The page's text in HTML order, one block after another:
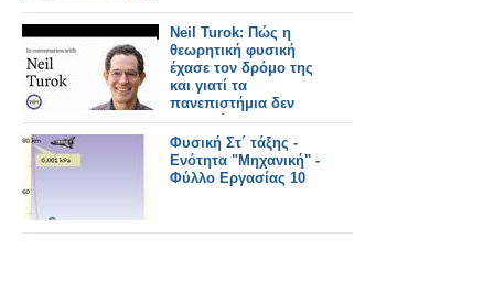
Neil Turok: Πώς η
θεωρητική φυσική
έχασε τον δρόμο της
και γιατί τα
πανεπιστήμια δεν
ενθαρρύνουν την
πρωτοτυπία
Φυσική Στ΄ τάξης -
Ενότητα "Μηχανική" -
Φύλλο Εργασίας 10